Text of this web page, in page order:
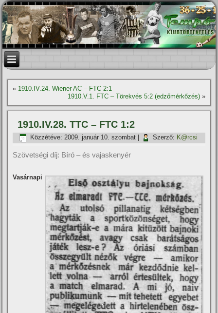
« 1910.IV.24. Wiener AC – FTC 2:1
1910.V.1. FTC – Törekvés 5:2 (edzőmérkőzés)»
1910.IV.28. TTC – FTC 1:2
Közzétéve: 2009. január 10. szombat Szerző: K@rcsi
Szövetségi dí­j: Bí­ró – és vajaskenyér
Vasárnapi